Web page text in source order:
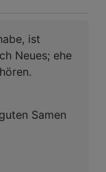
ist
Neues; ehe
Samen